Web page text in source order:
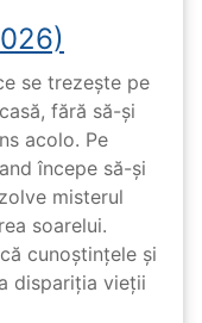
se trezește pe
fără să-și
acolo. Pe
începe să-și
misterul
soarelui.
cunoștințele și
dispariția vieții